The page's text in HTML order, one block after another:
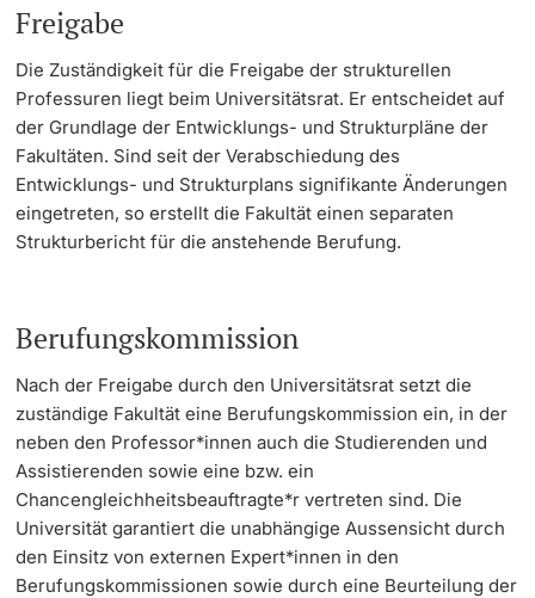
weitere Informationen
Dozierende
Freigabe
Die Zuständigkeit für die Freigabe der strukturellen
Professuren liegt beim Universitätsrat. Er entscheidet auf
der Grundlage der Entwicklungs- und Strukturpläne der
Fakultäten. Sind seit der Verabschiedung des
Entwicklungs- und Strukturplans signifikante Änderungen
eingetreten, so erstellt die Fakultät einen separaten
Strukturbericht für die anstehende Berufung.
Berufungskommission
Nach der Freigabe durch den Universitätsrat setzt die
zuständige Fakultät eine Berufungskommission ein, in der
neben den Professor*innen auch die Studierenden und
Assistierenden sowie eine bzw. ein
Chancengleichheitsbeauftragte*r vertreten sind. Die
Universität garantiert die unabhängige Aussensicht durch
den Einsitz von externen Expert*innen in den
Berufungskommissionen sowie durch eine Beurteilung der